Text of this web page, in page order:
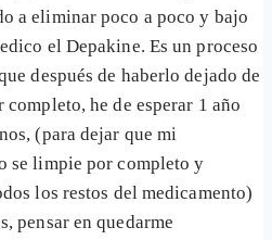
a eliminar poco a poco y bajo
el Depakine. Es un proceso
después de haberlo dejado de
completo, he de esperar 1 año
(para dejar que mi
se limpie por completo y
los restos del medicamento)
pensar en quedarme